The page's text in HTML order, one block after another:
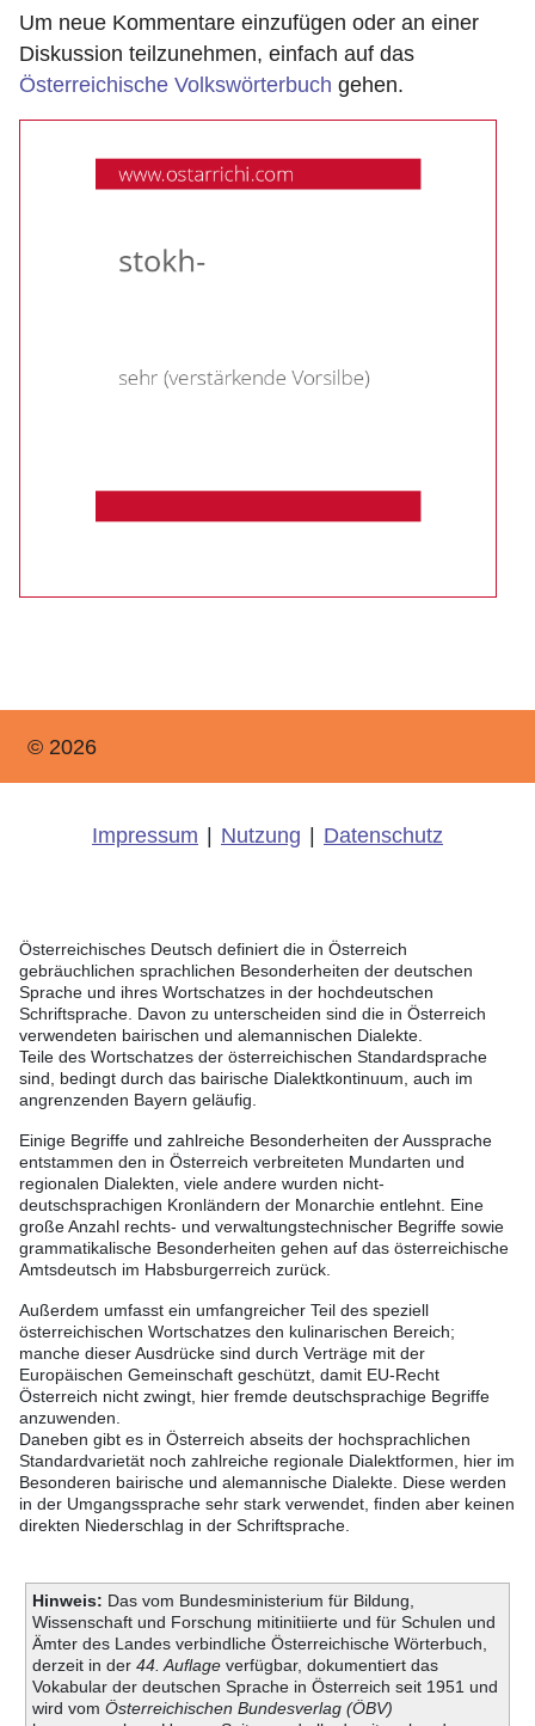
Um neue Kommentare einzufügen oder an einer
Diskussion teilzunehmen, einfach auf das
Österreichische Volkswörterbuch gehen.
© 2026
Impressum Nutzung Datenschutz
Österreichisches Deutsch definiert die in Österreich
gebräuchlichen sprachlichen Besonderheiten der deutschen
Sprache und ihres Wortschatzes in der hochdeutschen
Schriftsprache. Davon zu unterscheiden sind die in Österreich
verwendeten bairischen und alemannischen Dialekte.
Teile des Wortschatzes der österreichischen Standardsprache
sind, bedingt durch das bairische Dialektkontinuum, auch im
angrenzenden Bayern geläufig.
Einige Begriffe und zahlreiche Besonderheiten der Aussprache
entstammen den in Österreich verbreiteten Mundarten und
regionalen Dialekten, viele andere wurden nicht-
deutschsprachigen Kronländern der Monarchie entlehnt. Eine
große Anzahl rechts- und verwaltungstechnischer Begriffe sowie
grammatikalische Besonderheiten gehen auf das österreichische
Amtsdeutsch im Habsburgerreich zurück.
Außerdem umfasst ein umfangreicher Teil des speziell
österreichischen Wortschatzes den kulinarischen Bereich;
manche dieser Ausdrücke sind durch Verträge mit der
Europäischen Gemeinschaft geschützt, damit EU-Recht
Österreich nicht zwingt, hier fremde deutschsprachige Begriffe
anzuwenden.
Daneben gibt es in Österreich abseits der hochsprachlichen
Standardvarietät noch zahlreiche regionale Dialektformen, hier im
Besonderen bairische und alemannische Dialekte. Diese werden
in der Umgangssprache sehr stark verwendet, finden aber keinen
direkten Niederschlag in der Schriftsprache.
Hinweis: Das vom Bundesministerium für Bildung,
Wissenschaft und Forschung mitinitiierte und für Schulen und
Ämter des Landes verbindliche Österreichische Wörterbuch,
derzeit in der 44. Auflageverfügbar, dokumentiert das
Vokabular der deutschen Sprache in Österreich seit 1951 und
wird vom Österreichischen Bundesverlag (ÖBV)